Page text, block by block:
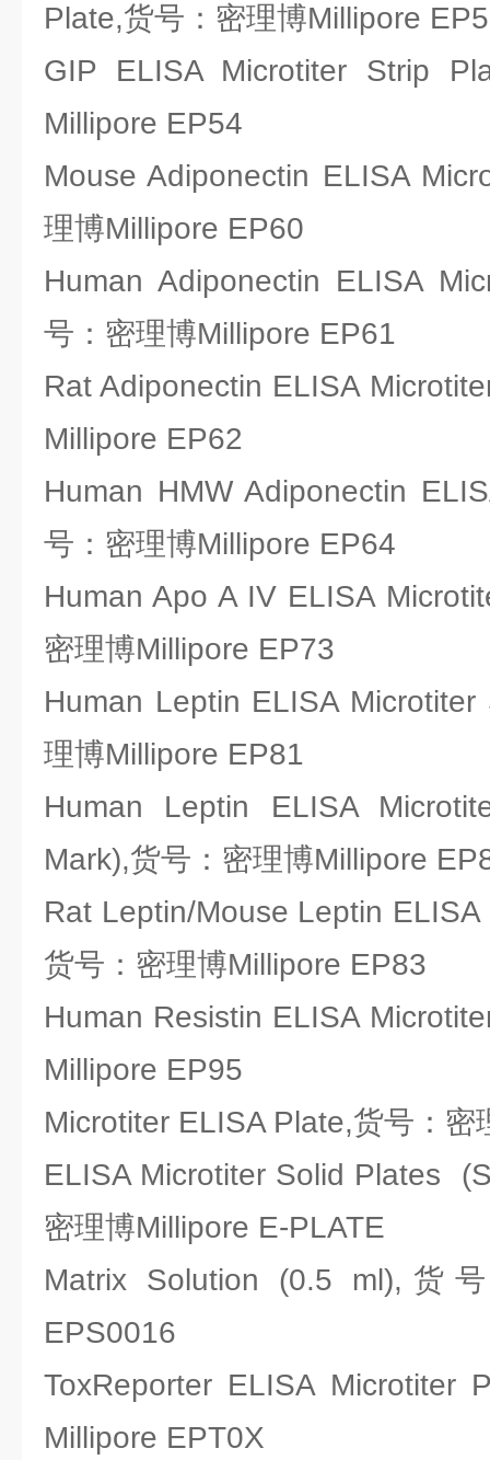
Plate,货号：密理博Millipore
GIP ELISA Microtiter Strip
Millipore EP54
Mouse Adiponectin ELISA
理博Millipore EP60
Human Adiponectin ELISA
号：密理博Millipore EP61
Rat Adiponectin ELISA
Millipore EP62
Human HMW Adiponectin
号：密理博Millipore EP64
Human Apo A IV ELISA
密理博Millipore EP73
Human Leptin ELISA
理博Millipore EP81
Human Leptin ELISA
Mark),货号：密理博Millipore
Rat Leptin/Mouse Leptin
货号：密理博Millipore EP83
Human Resistin ELISA
Millipore EP95
Microtiter ELISA Plate,货号：密
ELISA Microtiter Solid Plates
密理博Millipore E-PLATE
Matrix Solution (0.5 ml),货
EPS0016
ToxReporter ELISA
Millipore EPT0X